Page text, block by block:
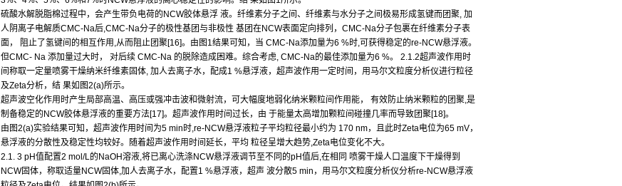
硫酸水解脱脂棉过程中，会产生带负电荷的NCW胶体悬浮 液。纤维素分子之间、纤维素与水分子之间极易形成氢键而团聚, 加
人阴离子电解质CMC-Na后,CMC-Na分子的极性基团与非极性 基团在NCW表面定向排列，CMC-Na分子包裹在纤维素分子表
面， 阻止了氢键间的相互作用,从而阻止团聚[16]。由图1结果可知，当 CMC-Na添加量为6 %时,可获得稳定的re-NCW悬浮液。
但CMC- Na 添加量过大时， 对后续 CMC-Na 的脱除造成困难。综合考虑, CMC-Na的最佳添加量为6 %。 2.1.2超声波作用时
间称取一定量喷雾干燥纳米纤维素固体, 加人去离子水，配成1 %悬浮液，超声波作用一定时间，用马尔文粒度分析仪进行粒径
及Zeta分析，结 果如图2(a)所示。
超声波空化作用时产生局部高温、高压或强冲击波和微射流，可大幅度地弱化纳米颗粒间作用能， 有效防止纳米颗粒的团聚,是
制备稳定的NCW胶体悬浮液的重要方法[17]。超声波作用时间过长，由 于能量太高增加颗粒间碰撞几率而导致团聚[18]。
由图2(a)实验结果可知，超声波作用时间为5 min时,re-NCW悬浮液粒子平均粒径最小约为 170 nm，且此时Zeta电位为65 mV，
悬浮液的分散性及稳定性均较好。随着超声波作用时间延长，平均 粒径呈增大趋势,Zeta电位变化不大。
2.1. 3 pH值配置2 mol/L的NaOH溶液,将已离心洗涤NCW悬浮液调节至不同的pH值后,在相同 喷雾干燥人口温度下干燥得到
NCW固体，称取适量NCW固体,加人去离子水，配置1 %悬浮液，超声 波分散5 min，用马尔文粒度分析仪分析re-NCW悬浮液